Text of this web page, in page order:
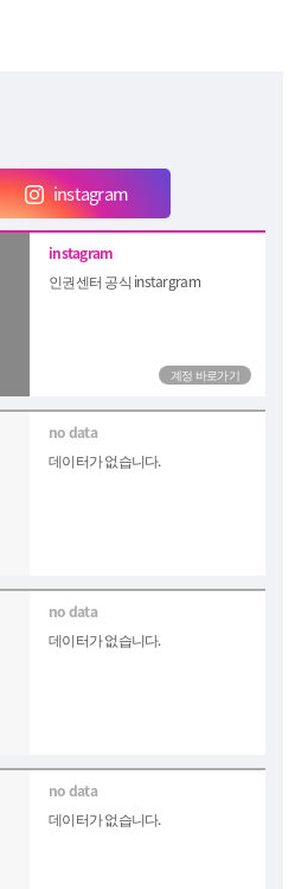
instagram
인권센터 공식 instargram
데이터가 없습니다.
데이터가 없습니다.
데이터가 없습니다.